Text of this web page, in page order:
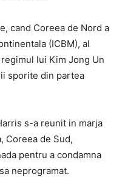
cand Coreea de Nord a
(ICBM), al
lui Kim Jong Un
sporite din partea
s-a reunit in marja
Coreea de Sud,
pentru a condamna
neprogramat.